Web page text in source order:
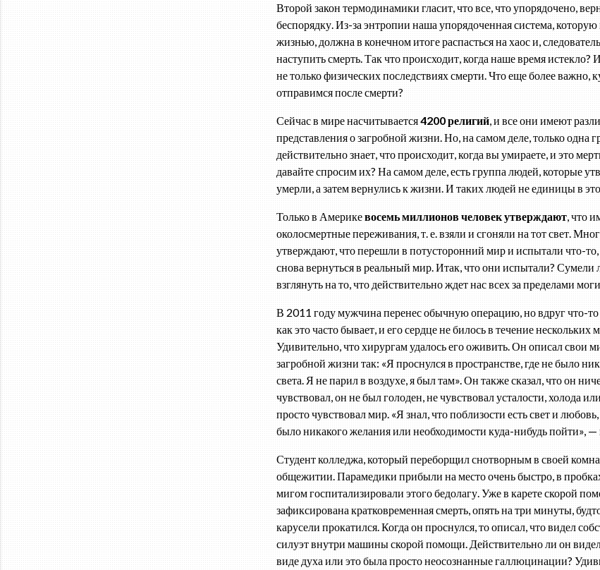
Второй закон термодинамики гласит, что все, что упорядочено,
беспорядку. Из-за энтропии наша упорядоченная система,
жизнью, должна в конечном итоге распасться на хаос и,
наступить смерть. Так что происходит, когда наше время истекло?
не только физических последствиях смерти. Что еще более важно,
отправимся после смерти?
Сейчас в мире насчитывается4200 религий, и все они имеют
представления о загробной жизни. Но, на самом деле, только одна
действительно знает, что происходит, когда вы умираете, и это
давайте спросим их? На самом деле, есть группа людей, которые
умерли, а затем вернулись к жизни. И таких людей не единицы в
Только в Америкевосемь миллионов человек утверждают, что
околосмертные переживания, т. е. взяли и сгоняли на тот свет.
утверждают, что перешли в потусторонний мир и испытали что-
снова вернуться в реальный мир. Итак, что они испытали? Сумели
взглянуть на то, что действительно ждет нас всех за пределами
В 2011 году мужчина перенес обычную операцию, но вдруг что-
как это часто бывает, и его сердце не билось в течение нескольких
Удивительно, что хирургам удалось его оживить. Он описал свои
загробной жизни так: «Я проснулся в пространстве, где не было
света. Я не парил в воздухе, я был там». Он также сказал, что он
чувствовал, он не был голоден, не чувствовал усталости, холода
просто чувствовал мир. «Я знал, что поблизости есть свет и
было никакого желания или необходимости куда-нибудь пойти», —
Студент колледжа, который переборщил снотворным в своей
общежитии.Парамедики прибыли на место очень быстро, в
мигом госпитализировали этого бедолагу. Уже в карете скорой
зафиксирована кратковременная смерть, опять на три минуты,
карусели прокатился. Когда он проснулся, то описал, что видел
силуэт внутри машины скорой помощи. Действительно ли он видел
виде духа или это была просто неосознанные галлюцинации?